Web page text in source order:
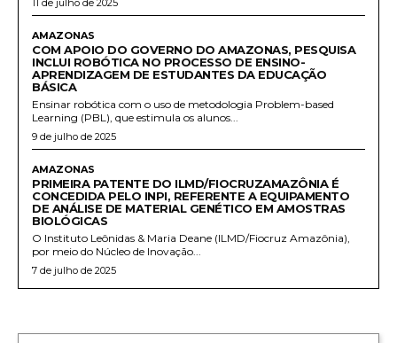
AMAZONAS
COM APOIO DO GOVERNO DO AMAZONAS, PESQUISA
INCLUI ROBÓTICA NO PROCESSO DE ENSINO-
APRENDIZAGEM DE ESTUDANTES DA EDUCAÇÃO
BÁSICA
Ensinar robótica com o uso de metodologia Problem-based
Learning (PBL), que estimula os alunos...
9 de julho de 2025
AMAZONAS
PRIMEIRA PATENTE DO ILMD/FIOCRUZAMAZÔNIA É
CONCEDIDA PELO INPI, REFERENTE A EQUIPAMENTO
DE ANÁLISE DE MATERIAL GENÉTICO EM AMOSTRAS
BIOLÓGICAS
O Instituto Leônidas & Maria Deane (ILMD/Fiocruz Amazônia),
por meio do Núcleo de Inovação...
7 de julho de 2025